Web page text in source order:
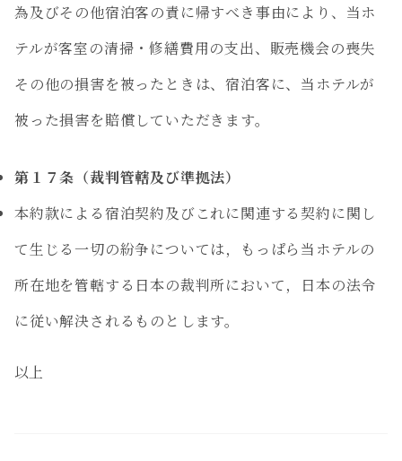
為及びその他宿泊客の責に帰すべき事由により、当ホ
テルが客室の清掃・修繕費用の支出、販売機会の喪失
その他の損害を被ったときは、宿泊客に、当ホテルが
被った損害を賠償していただきます。
第１７条（裁判管轄及び準拠法）
本約款による宿泊契約及びこれに関連する契約に関し
て生じる一切の紛争については，もっぱら当ホテルの
所在地を管轄する日本の裁判所において，日本の法令
に従い解決されるものとします。
以上